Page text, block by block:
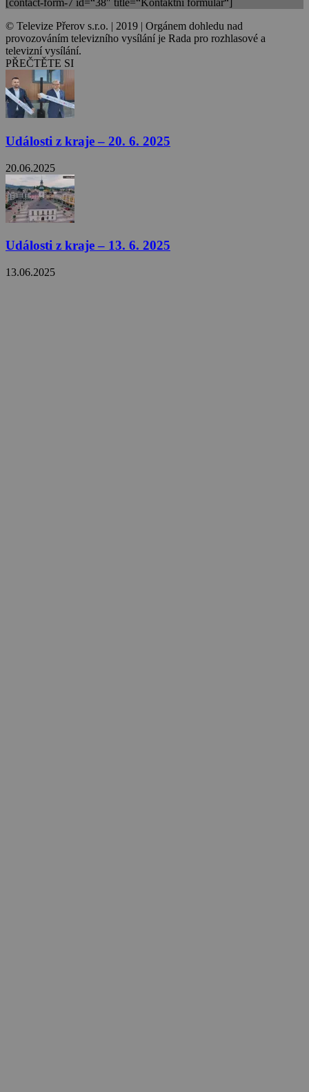
[contact-form-7 id=“38″ title=“Kontaktní formulář“]
© Televize Přerov s.r.o. | 2019 | Orgánem dohledu nad
provozováním televizního vysílání je Rada pro rozhlasové a
televizní vysílání.
PŘEČTĚTE SI
Události z kraje – 20. 6. 2025
20.06.2025
Události z kraje – 13. 6. 2025
13.06.2025